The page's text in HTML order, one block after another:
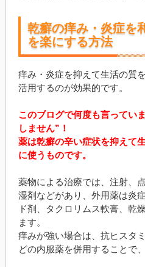
乾癬の痒み・炎症を
を楽にする方法
痒み・炎症を抑えて生活の質
活用するのが効果的です。
このブログで何度も言ってい
しません”！
薬は乾癬の辛い症状を抑えて
に使うものです。
薬物による治療では、注射、
湿剤などがあり、外用薬は炎
ド剤、タクロリムス軟膏、乾
ます。
痒みが強い場合は、抗ヒスタ
どの内服薬を併用することで